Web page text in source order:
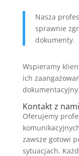
Nasza
sprawnie
dokumenty.
Wspieramy
ich
dokumentacyjny.
Kontakt z nami
Oferujemy
zawsze gotowi
sytuacjach.